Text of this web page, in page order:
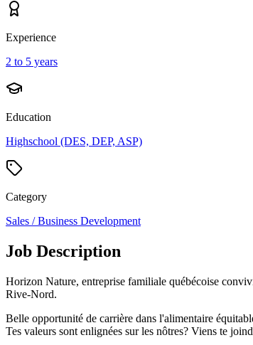
Experience
2 to 5 years
Education
Highschool (DES, DEP, ASP)
Category
Sales / Business Development
Job Description
Horizon Nature, entreprise familiale québécoise
Rive-Nord.
Belle opportunité de carrière dans l'alimentaire
Tes valeurs sont enlignées sur les nôtres? Viens te